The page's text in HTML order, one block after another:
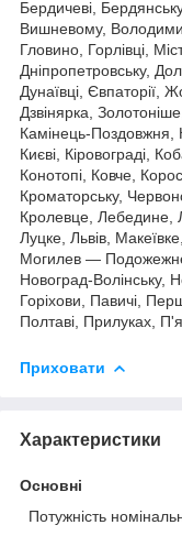
Бердичеві,
Вишневому,
Гловино, Горлівці,
Дніпропетровську,
Дунаївці, Євпаторії,
Дзвінярка,
Камінець-Поздовжня,
Києві, Кіровограді,
Конотопі, Ковче,
Кроматорську,
Кролевце, Лебедине,
Луцке, Львів,
Могилев — Подожежне
Новоград-Волінську,
Горіхови, Павичі,
Полтаві, Прилуках,
Приховати
Характеристики
Основні
Потужність